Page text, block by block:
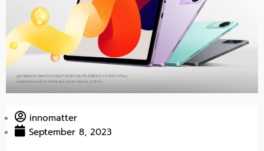
innomatter
September 8, 2023